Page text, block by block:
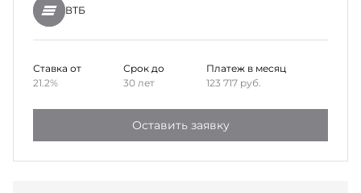
ВТБ
Ставка от
21.2%
Срок до
30 лет
Платеж в месяц
123 717 руб.
Оставить заявку